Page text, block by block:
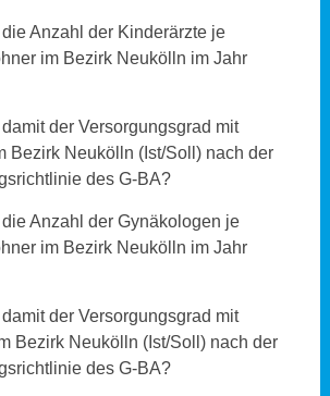
Anzahl der Kinderärzte je
im Bezirk Neukölln im Jahr
der Versorgungsgrad mit
Bezirk Neukölln (Ist/Soll) nach der
des G-BA?
Anzahl der Gynäkologen je
im Bezirk Neukölln im Jahr
der Versorgungsgrad mit
Bezirk Neukölln (Ist/Soll) nach der
des G-BA?